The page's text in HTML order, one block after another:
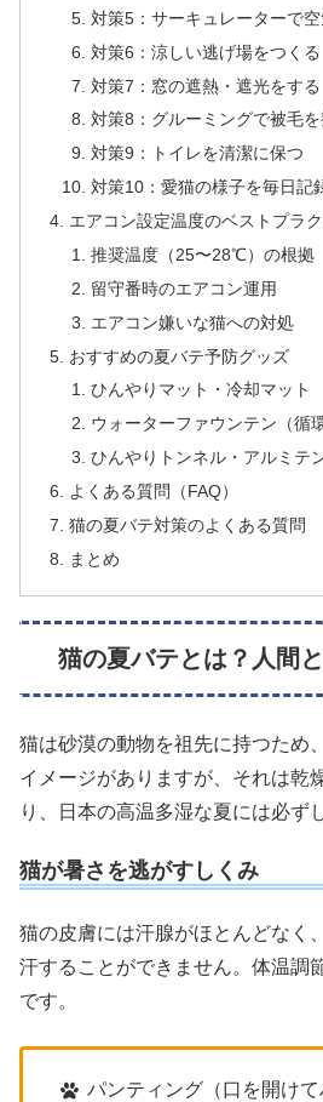
対策5：サーキュレーターで
対策6：涼しい逃げ場をつくる
対策7：窓の遮熱・遮光をする
対策8：グルーミングで被毛を
対策9：トイレを清潔に保つ
対策10：愛猫の様子を毎日記
エアコン設定温度のベストプラ
推奨温度（25〜28℃）の根拠
留守番時のエアコン運用
エアコン嫌いな猫への対処
おすすめの夏バテ予防グッズ
ひんやりマット・冷却マット
ウォーターファウンテン（循
ひんやりトンネル・アルミテ
よくある質問（FAQ）
猫の夏バテ対策のよくある質問
まとめ
猫の夏バテとは？人間
猫は砂漠の動物を祖先に持つため
イメージがありますが、それは乾
り、日本の高温多湿な夏には必ず
猫が暑さを逃がすしくみ
猫の皮膚には汗腺がほとんどなく
汗することができません。体温調
です。
パンティング（口を開けて